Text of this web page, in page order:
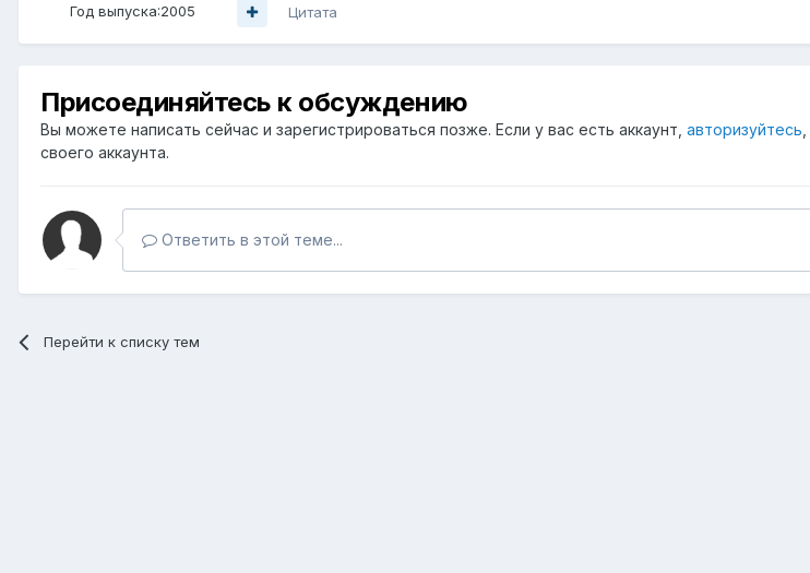
Год выпуска:2005
Цитата
Присоединяйтесь к обсуждению
Вы можете написать сейчас и зарегистрироваться позже. Если у вас есть аккаунт, авторизуйтесь
своего аккаунта.
Ответить в этой теме...
Перейти к списку тем